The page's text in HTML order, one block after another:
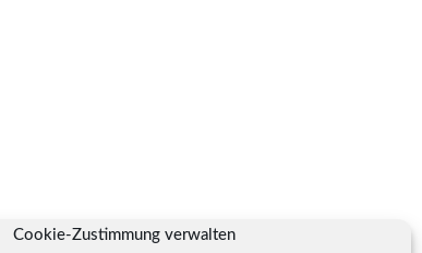
Cookie-Zustimmung verwalten